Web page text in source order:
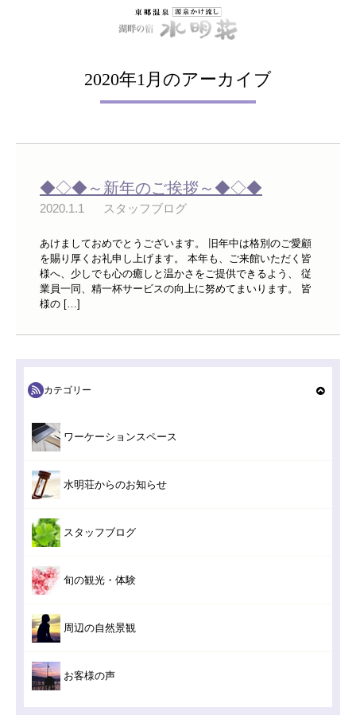
2020年1月のアーカイブ
◆◇◆～新年のご挨拶～◆◇◆
2020.1.1 スタッフブログ
あけましておめでとうございます。 旧年中は格別のご愛顧
を賜り厚くお礼申し上げます。 本年も、ご来館いただく皆
様へ、少しでも心の癒しと温かさをご提供できるよう、 従
業員一同、精一杯サービスの向上に努めてまいります。 皆
様の […]
カテゴリー
ワーケーションスペース
水明荘からのお知らせ
スタッフブログ
旬の観光・体験
周辺の自然景観
お客様の声